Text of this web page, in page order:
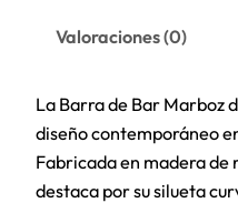
Valoraciones (0)
La Barra de Bar Marboz
diseño contemporáneo
Fabricada en madera
destaca por su silueta